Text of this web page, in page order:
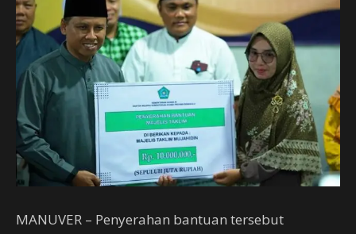
MANUVER – Penyerahan bantuan tersebut